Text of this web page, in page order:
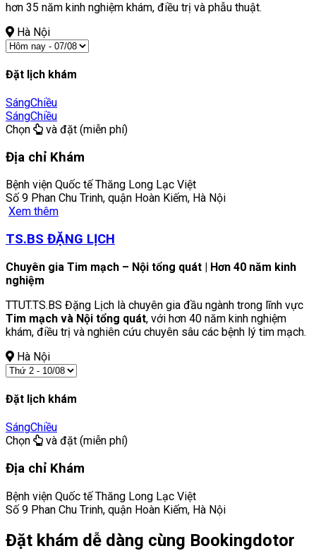
hơn 35 năm kinh nghiệm khám, điều trị và phẫu thuật.
Hà Nội
Đặt lịch khám
SángChiều
SángChiều
Chọn
và đặt (miễn phí)
Địa chỉ Khám
Bệnh viện Quốc tế Thăng Long Lạc Việt
Số 9 Phan Chu Trinh, quận Hoàn Kiếm, Hà Nội
Xem thêm
TS.BS ĐẶNG LỊCH
Chuyên gia Tim mạch – Nội tổng quát | Hơn 40 năm kinh
nghiệm
TTUT.TS.BS Đặng Lịch là chuyên gia đầu ngành trong lĩnh vực
Tim mạch và Nội tổng quát, với hơn 40 năm kinh nghiệm
khám, điều trị và nghiên cứu chuyên sâu các bệnh lý tim mạch.
Hà Nội
Đặt lịch khám
SángChiều
Chọn
và đặt (miễn phí)
Địa chỉ Khám
Bệnh viện Quốc tế Thăng Long Lạc Việt
Số 9 Phan Chu Trinh, quận Hoàn Kiếm, Hà Nội
Đặt khám dễ dàng cùng Bookingdotor